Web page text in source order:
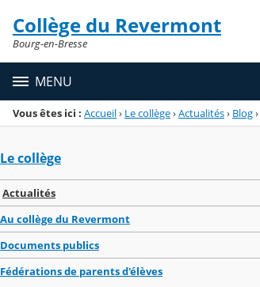
Menu de la rubrique
Contenu
Collège du Revermont
Bourg-en-Bresse
MENU
Vous êtes ici : Accueil› Le collège›Actualités› Blog›
Le collège
Actualités
Au collège du Revermont
Documents publics
Fédérations de parents d'élèves